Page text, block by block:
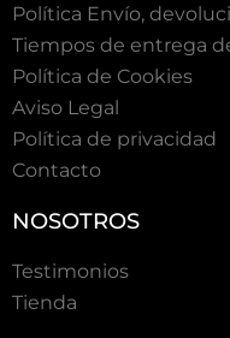
Política Envío,
Tiempos de entrega
Polí­tica de Cookies
Aviso Legal
Política de privacidad
Contacto
NOSOTROS
Testimonios
Tienda